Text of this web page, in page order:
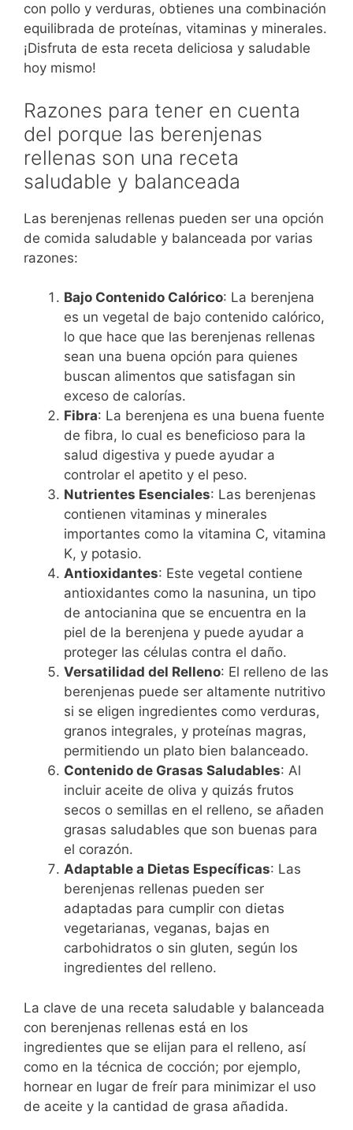
con pollo y verduras, obtienes una combinación
equilibrada de proteínas, vitaminas y minerales.
¡Disfruta de esta receta deliciosa y saludable
hoy mismo!
Razones para tener en cuenta
del porque las berenjenas
rellenas son una receta
saludable y balanceada
Las berenjenas rellenas pueden ser una opción
de comida saludable y balanceada por varias
razones:
Bajo Contenido Calórico: La berenjena
es un vegetal de bajo contenido calórico,
lo que hace que las berenjenas rellenas
sean una buena opción para quienes
buscan alimentos que satisfagan sin
exceso de calorías.
Fibra: La berenjena es una buena fuente
de fibra, lo cual es beneficioso para la
salud digestiva y puede ayudar a
controlar el apetito y el peso.
Nutrientes Esenciales: Las berenjenas
contienen vitaminas y minerales
importantes como la vitamina C, vitamina
K, y potasio.
Antioxidantes: Este vegetal contiene
antioxidantes como la nasunina, un tipo
de antocianina que se encuentra en la
piel de la berenjena y puede ayudar a
proteger las células contra el daño.
Versatilidad del Relleno: El relleno de las
berenjenas puede ser altamente nutritivo
si se eligen ingredientes como verduras,
granos integrales, y proteínas magras,
permitiendo un plato bien balanceado.
Contenido de Grasas Saludables: Al
incluir aceite de oliva y quizás frutos
secos o semillas en el relleno, se añaden
grasas saludables que son buenas para
el corazón.
Adaptable a Dietas Específicas: Las
berenjenas rellenas pueden ser
adaptadas para cumplir con dietas
vegetarianas, veganas, bajas en
carbohidratos o sin gluten, según los
ingredientes del relleno.
La clave de una receta saludable y balanceada
con berenjenas rellenas está en los
ingredientes que se elijan para el relleno, así
como en la técnica de cocción; por ejemplo,
hornear en lugar de freír para minimizar el uso
de aceite y la cantidad de grasa añadida.